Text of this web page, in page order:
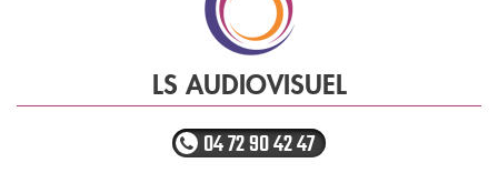
LS AUDIOVISUEL
04 72 90 42 47